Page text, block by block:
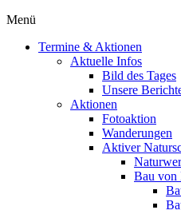
Menü
Termine & Aktionen
Aktuelle Infos
Bild des Tages
Unsere
Aktionen
Fotoaktion
Wanderungen
Aktiver
Bau von